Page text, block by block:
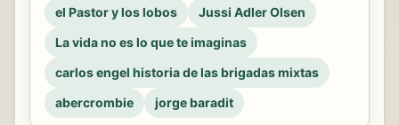
el Pastor y los lobos
Jussi Adler Olsen
La vida no es lo que te imaginas
carlos engel historia de las brigadas mixtas
abercrombie
jorge baradit